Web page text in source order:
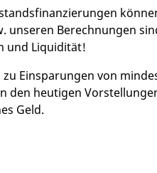
unseren Berechnungen
und Liquidität!
Einsparungen von
den heutigen
Geld.